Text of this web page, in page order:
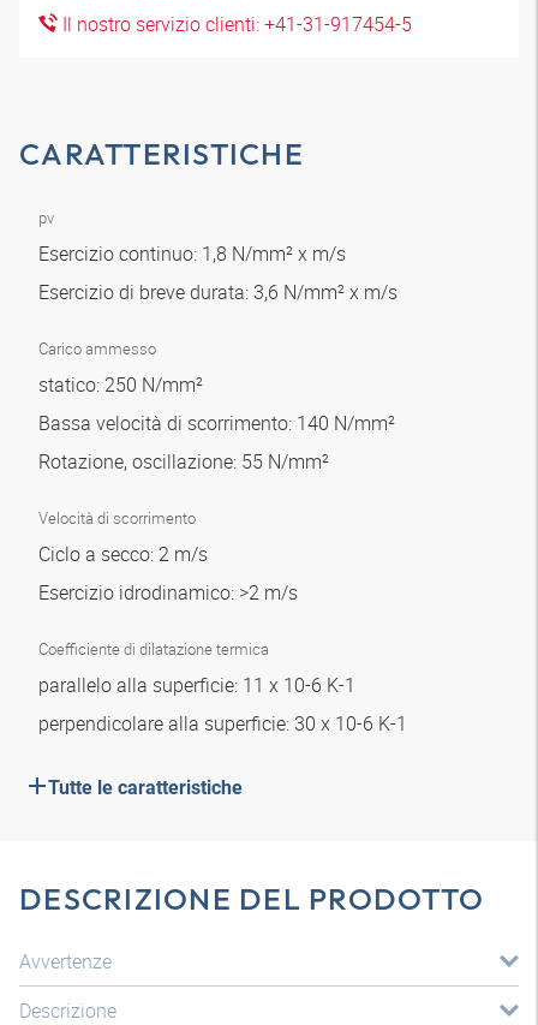
Il nostro servizio clienti: +41-31-917454-5
CARATTERISTICHE
pv
Esercizio continuo: 1,8 N/mm² x m/s
Esercizio di breve durata: 3,6 N/mm² x m/s
Carico ammesso
statico: 250 N/mm²
Bassa velocità di scorrimento: 140 N/mm²
Rotazione, oscillazione: 55 N/mm²
Velocità di scorrimento
Ciclo a secco: 2 m/s
Esercizio idrodinamico: >2 m/s
Coefficiente di dilatazione termica
parallelo alla superficie: 11 x 10-6 K-1
perpendicolare alla superficie: 30 x 10-6 K-1
Tutte le caratteristiche
DESCRIZIONE DEL PRODOTTO
Avvertenze
Descrizione